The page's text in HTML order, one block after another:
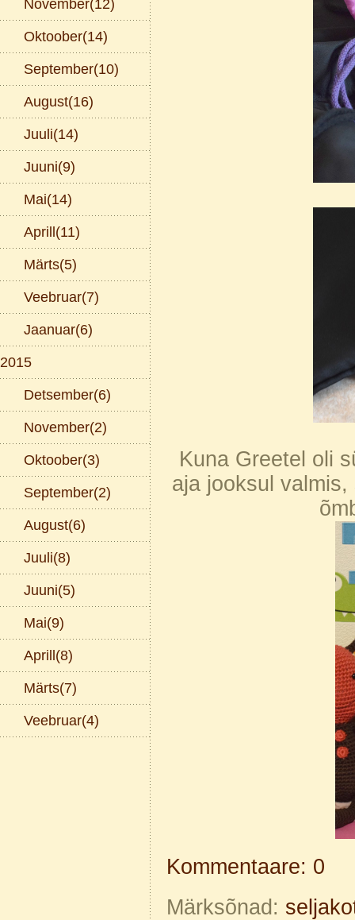
November(12)
Oktoober(14)
September(10)
August(16)
Juuli(14)
Juuni(9)
Mai(14)
Aprill(11)
Märts(5)
Veebruar(7)
Jaanuar(6)
2015
Detsember(6)
November(2)
Oktoober(3)
September(2)
August(6)
Juuli(8)
Juuni(5)
Mai(9)
Aprill(8)
Märts(7)
Veebruar(4)
Kuna Greetel oli
aja jooksul
Kommentaare: 0
Märksõnad: